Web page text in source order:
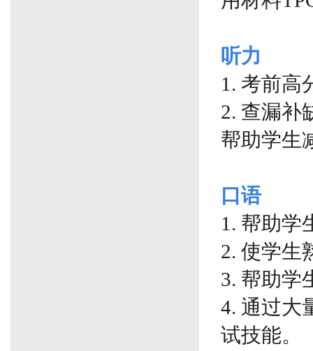
听力
1. 考前高
2. 查漏补
帮助学生
口语
1. 帮助学
2. 使学生
3. 帮助学
4. 通过大
试技能。